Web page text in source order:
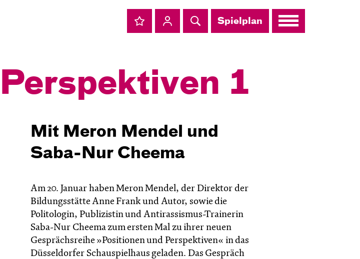
Spielplan
1
Mit Meron Mendel und
Saba-Nur Cheema
Am 20. Januar haben Meron Mendel, der Direktor der
Bildungsstätte Anne Frank und Autor, sowie die
Politologin, Publizistin und Antirassismus-Trainerin
Saba-Nur Cheema zum ersten Mal zu ihrer neuen
Gesprächsreihe »Positionen und Perspektiven« in das
Düsseldorfer Schauspielhaus geladen. Das Gespräch